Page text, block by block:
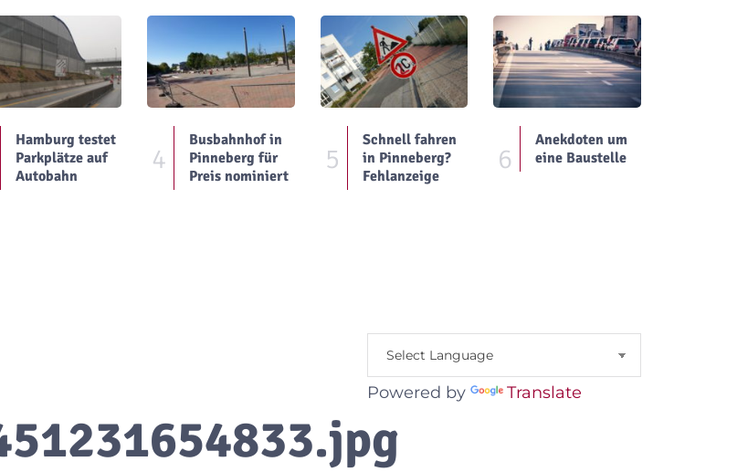
Hamburg testet
Parkplätze auf
Autobahn
4
Busbahnhof in
Pinneberg für
Preis nominiert
5
Schnell fahren
in Pinneberg?
Fehlanzeige
6
Anekdoten um
eine Baustelle
Powered by Translate